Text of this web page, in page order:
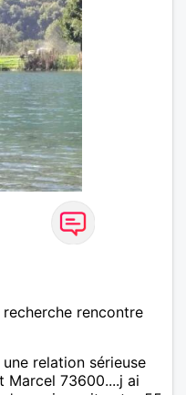
rencontre
relation sérieuse
Marcel 73600....j ai